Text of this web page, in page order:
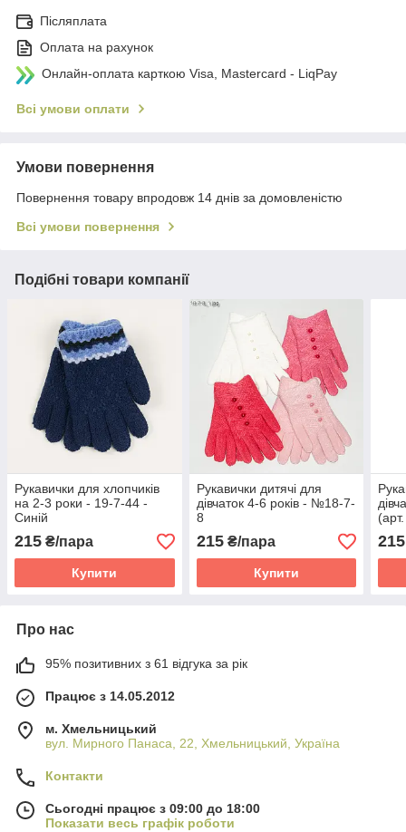
Післяплата
Оплата на рахунок
Онлайн-оплата карткою Visa, Mastercard - LiqPay
Всі умови оплати
Умови повернення
Повернення товару впродовж 14 днів за домовленістю
Всі умови повернення
Подібні товари компанії
Рукавички для хлопчиків
на 2-3 роки - 19-7-44 -
Синій
215 ₴/пара
Купити
Рукавички дитячі для
дівчаток 4-6 років - №18-7-
8
215₴/пара
Купити
215
Про нас
95% позитивних з 61 відгука за рік
Працює з 14.05.2012
м. Хмельницький
вул. Мирного Панаса, 22, Хмельницький, Україна
Контакти
Сьогодні працює з 09:00 до 18:00
Показати весь графік роботи